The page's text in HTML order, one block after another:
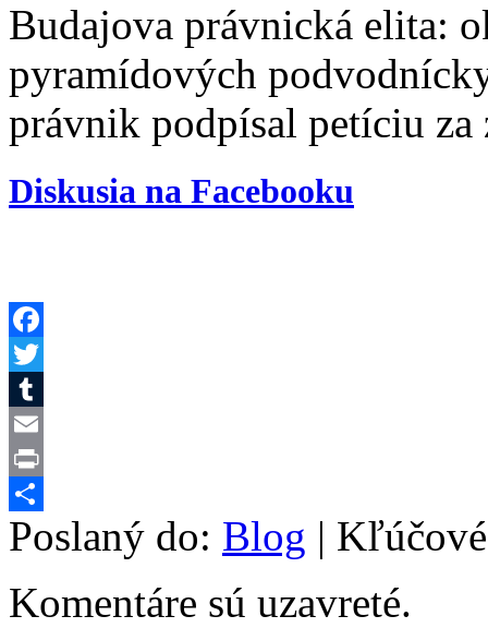
Budajova právnická elita:
pyramídových
právnik podpísal petíciu
Diskusia na Facebooku
Facebook
Twitter
Tumblr
Email
Print
Share
Poslaný do: Blog |
Komentáre sú uzavreté.